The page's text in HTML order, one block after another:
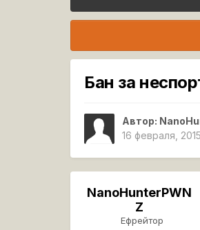
Бан за
Автор:
16 февраля, 2015
NanoHunterPWN
Z
Ефрейтор